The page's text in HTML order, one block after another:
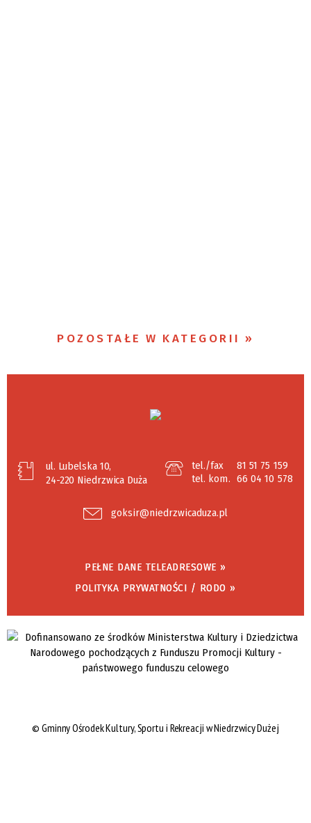
POZOSTAŁE W KATEGORII
ul. Lubelska 10,
24-220 Niedrzwica Duża
tel./fax
81 51 75 159
tel. kom. 66 04 10 578
goksir@niedrzwicaduza.pl
PEŁNE DANE TELEADRESOWE »
POLITYKA PRYWATNOŚCI / RODO »
© Gminny Ośrodek Kultury, Sportu i Rekreacji w Niedrzwicy Dużej